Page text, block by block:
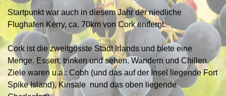
Startpunkt war auch in diesem Jahr der niedliche
Flughafen Kerry, ca. 70km von Cork entfernt.
Cork ist die zweitgösste Stadt Irlands und biete eine
Menge. Essen, trinken und sehen. Wandern und Chillen.
Ziele waren u.a.: Cobh (und das auf der Insel liegende Fort
Spike Island), Kinsale nund das oben liegende